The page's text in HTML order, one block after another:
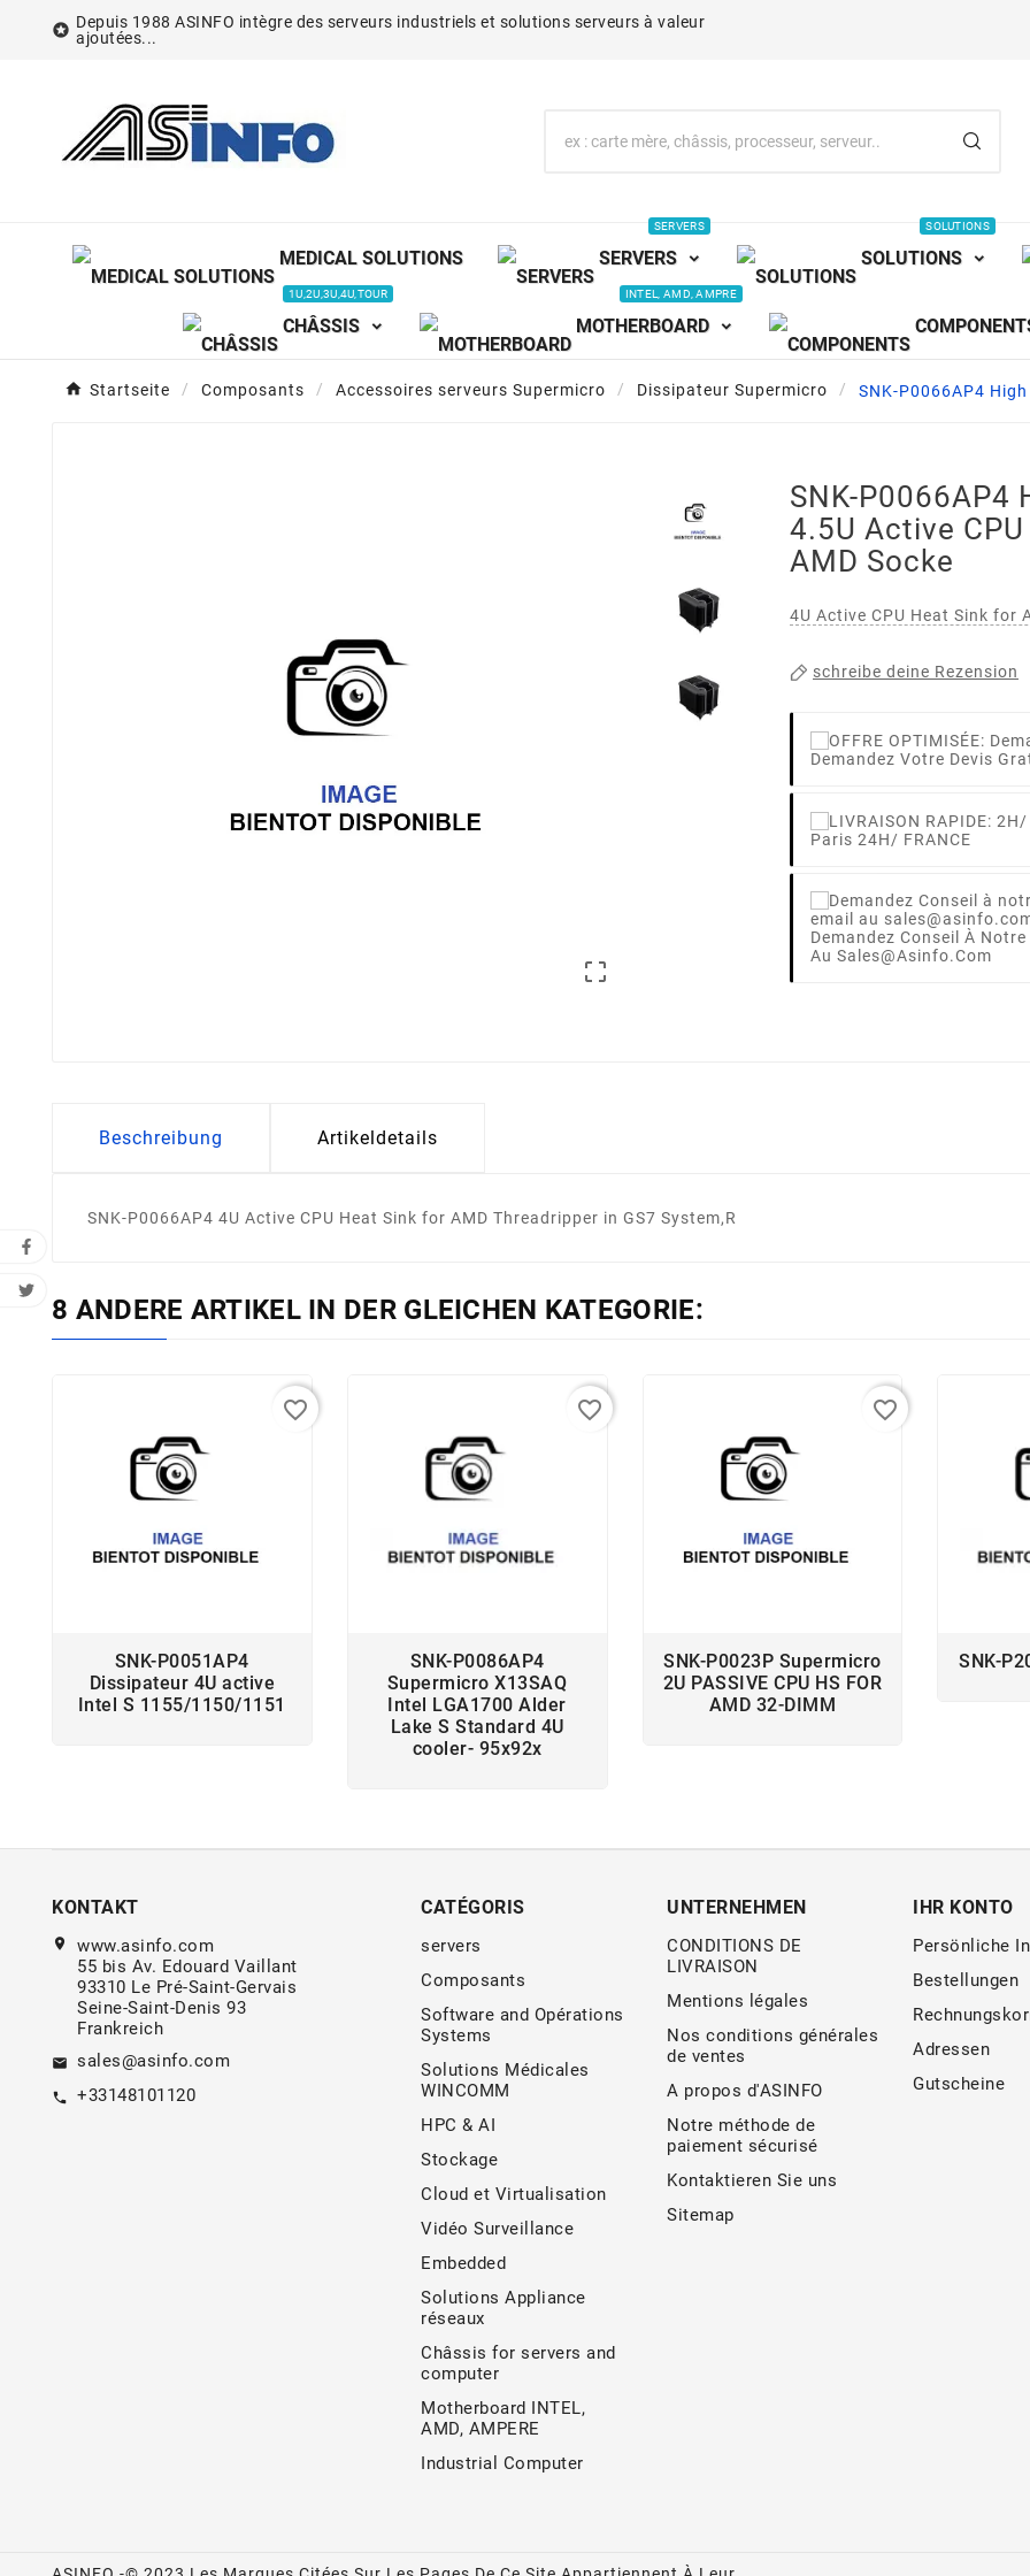
 Depuis 1988 ASINFO intègre des serveurs industriels et solutions serveurs à valeur
ajoutées...
MEDICAL SOLUTIONS SERVERS
SERVERS
SOLUTIONS
SOLUTIONS
CHÂSSIS
1U,2U,3U,4U,TOUR
MOTHERBOARD
INTEL, AMD, AMPRE
Startseite Composants Accessoires serveurs Supermicro Dissipateur Supermicro SNK-P0066AP4

SNK-P0066AP4
4.5U Active
AMD Socke
4U Active CPU Heat Sink for
schreibe deine Rezension
Demandez Votre Devis
Paris 24H/ FRANCE
Demandez Conseil À
Au Sales@asinfo.com
Beschreibung Artikeldetails
SNK-P0066AP4 4U Active CPU Heat Sink for AMD Threadripper in GS7 System,R
8 ANDERE ARTIKEL IN DER GLEICHEN KATEGORIE:
SNK-P0051AP4
Dissipateur 4U active
Intel S 1155/1150/1151
favorite_border
SNK-P0086AP4
Supermicro X13SAQ
Intel LGA1700 Alder
Lake S Standard 4U
cooler- 95x92x
favorite_border
SNK-P0023P Supermicro
2U PASSIVE CPU HS FOR
AMD 32-DIMM
favorite_border
SNK-
KONTAKT
location_on
www.asinfo.com
55 bis Av. Edouard Vaillant
93310 Le Pré-Saint-Gervais
Seine-Saint-Denis 93
Frankreich
email sales@asinfo.com
call +33148101120
CATÉGORIS
servers
Composants
Software and Opérations
Systems
Solutions Médicales
WINCOMM
HPC & AI
Stockage
Cloud et Virtualisation
Vidéo Surveillance
Embedded
Solutions Appliance
réseaux
Châssis for servers and
computer
Motherboard INTEL,
AMD, AMPERE
Industrial Computer
UNTERNEHMEN
CONDITIONS DE
LIVRAISON
Mentions légales
Nos conditions générales
de ventes
A propos d'ASINFO
Notre méthode de
paiement sécurisé
Kontaktieren Sie uns
Sitemap
IHR KONTO
Persönliche
Bestellungen
Adressen
Gutscheine